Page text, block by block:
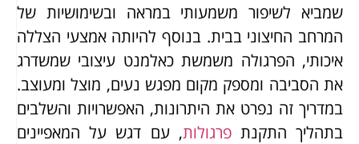
שמביא לשיפור משמעותי במראה ובשימושיות של
המרחב החיצוני בבית. בנוסף להיותה אמצעי הצללה
איכותי, הפרגולה משמשת כאלמנט עיצובי שמשדרג
את הסביבה ומספק מקום מפגש נעים, מוצל ומעוצב.
במדריך זה נפרט את היתרונות, האפשרויות והשלבים
בתהליך התקנתפרגולות, עם דגש על המאפיינים